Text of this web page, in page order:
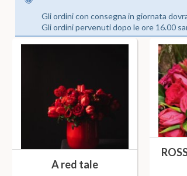
Gli ordini con consegna in giornata
Gli ordini pervenuti dopo le ore 16.00
A red tale